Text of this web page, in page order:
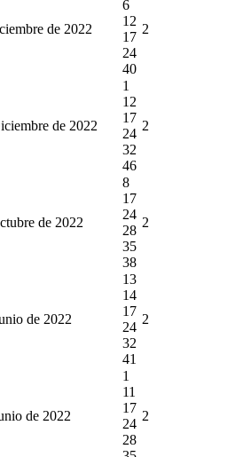
de 2022
6
12
17
24
40
2
de 2022
1
12
17
24
32
46
2
de 2022
8
17
24
28
35
38
2
de 2022
13
14
17
24
32
41
2
de 2022
1
11
17
24
28
2